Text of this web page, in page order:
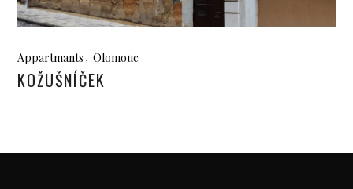
Appartmants Olomouc
KOŽUŠNÍČEK